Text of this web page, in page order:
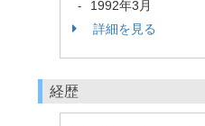
-
1992年3月
詳細を見る
経歴